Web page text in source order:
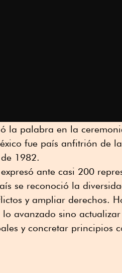
la palabra en la
fue país anfitrión de
1982.
ante casi 200
se reconoció la
y ampliar derechos.
avanzado sino actualizar
y concretar principios